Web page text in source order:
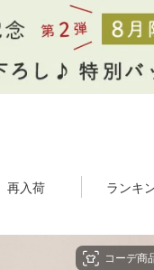
再入荷 ランキ
コーデ商